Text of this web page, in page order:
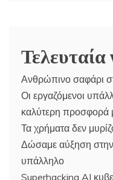
Τελευταία
Ανθρώπινο σαφάρι
Οι εργαζόμενοι
καλύτερη προσφορά
Τα χρήματα δεν
Δώσαμε αύξηση στην
υπάλληλο
Superhacking AI